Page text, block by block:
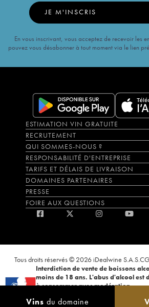
Vins du domaine
JE M'INSCRIS
En vous inscrivant, vous acceptez de recevoir les
pouvez vous désabonner à tout moment via le lien
ESTIMATION VIN GRATUITE
RECRUTEMENT
QUI SOMMES-NOUS ?
RESPONSABILITÉ D'ENTREPRISE
TARIFS ET DÉLAIS DE LIVRAISON
DOMAINES PARTENAIRES
PRESSE
FOIRE AUX QUESTIONS
Tous droits réservés © 2026 iDealwine S.A.S.
Interdiction de vente de boissons
moins de 18 ans. L'abus d'alcool est
à consommer avec modération.
ligne. CODE DE LA SANTÉ PUBLIQUE,